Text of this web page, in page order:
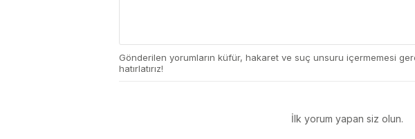
Gönderilen yorumların küfür, hakaret ve suç unsuru içermemesi
hatırlatırız!
İlk yorum yapan siz olun.